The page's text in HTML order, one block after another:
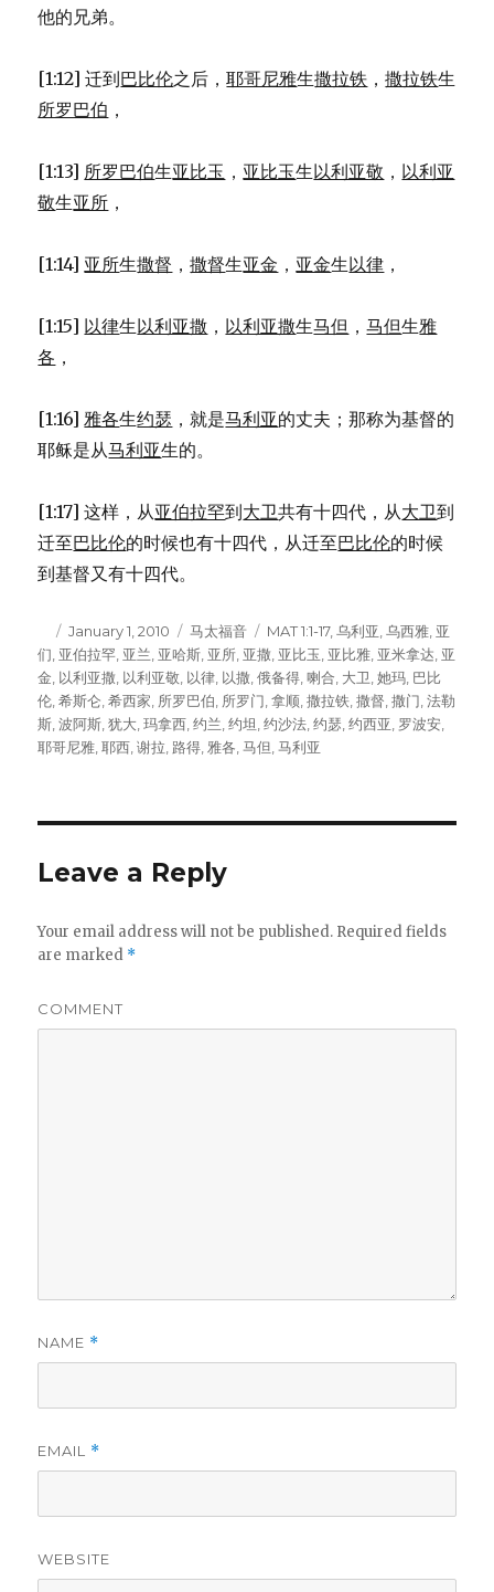
他的兄弟。
[1:12] 迁到巴比伦之后，耶哥尼雅生撒拉铁 ，撒拉铁生
所罗巴伯 ，
[1:13] 所罗巴伯生亚比玉 ， 亚比玉生以利亚敬 ， 以利亚
敬生亚所 ，
[1:14] 亚所生撒督 ，撒督生亚金 ， 亚金生以律 ，
[1:15] 以律生以利亚撒 ， 以利亚撒生马但 ，马但生雅
各 ，
[1:16]雅各生约瑟 ，就是马利亚的丈夫；那称为基督的
耶稣是从马利亚生的。
[1:17] 这样，从亚伯拉罕到大卫共有十四代，从大卫到
迁至巴比伦的时候也有十四代，从迁至巴比伦的时候
到基督又有十四代。
Author
Posted
on
January 1, 2010 Categories
马太福音 Tags
MAT 1:1-17,乌利亚 ,乌西雅 亚
们 亚伯拉罕 亚兰 亚哈斯 亚所 亚撒 亚比玉 亚比雅 亚米拿达 亚
金 以利亚撒 以利亚敬 以律 以撒 ,俄备得 ,喇合 大卫 ,她玛 巴比
伦 ,希斯仑 ,希西家 所罗巴伯 所罗门 ,拿顺 ,撒拉铁 ,撒督 ,撒门 ,法勒
斯 ,波阿斯 ,犹大 ,玛拿西 ,约兰 ,约坦 ,约沙法 ,约瑟 ,约西亚 罗波安
耶哥尼雅 ,耶西 ,谢拉 路得 雅各 ,马但 ,马利亚
Leave a Reply
Your email address will not be published. Required fields
are marked *
COMMENT
NAME *
EMAIL *
WEBSITE